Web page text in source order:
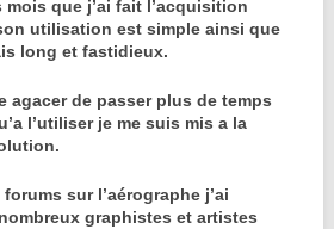
que j’ai fait l’acquisition
utilisation est simple ainsi que
long et fastidieux.
agacer de passer plus de temps
l’utiliser je me suis mis a la
sur l’aérographe j’ai
graphistes et artistes